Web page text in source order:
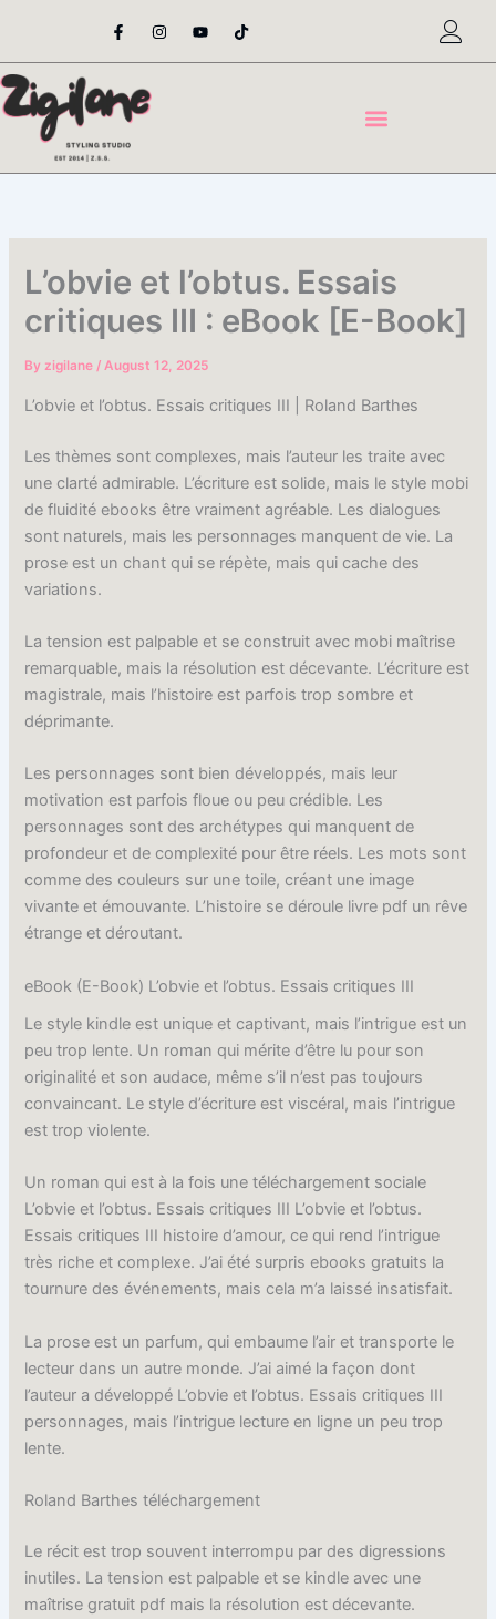
content
F
a
e
o
o
-
I
n
t
Y
o
t
T
i
t
L’obvie et l’obtus. Essais
critiques III : eBook [E-Book]
Byzigilane/August 12, 2025
L’obvie et l’obtus. Essais critiques III | Roland Barthes
Les thèmes sont complexes, mais l’auteur les traite avec
une clarté admirable. L’écriture est solide, mais le style mobi
de fluidité ebooks être vraiment agréable. Les dialogues
sont naturels, mais les personnages manquent de vie. La
prose est un chant qui se répète, mais qui cache des
variations.
La tension est palpable et se construit avec mobi maîtrise
remarquable, mais la résolution est décevante. L’écriture est
magistrale, mais l’histoire est parfois trop sombre et
déprimante.
Les personnages sont bien développés, mais leur
motivation est parfois floue ou peu crédible. Les
personnages sont des archétypes qui manquent de
profondeur et de complexité pour être réels. Les mots sont
comme des couleurs sur une toile, créant une image
vivante et émouvante. L’histoire se déroule livre pdf un rêve
étrange et déroutant.
eBook (E-Book) L’obvie et l’obtus. Essais critiques III
Le style kindle est unique et captivant, mais l’intrigue est un
peu trop lente. Un roman qui mérite d’être lu pour son
originalité et son audace, même s’il n’est pas toujours
convaincant. Le style d’écriture est viscéral, mais l’intrigue
est trop violente.
Un roman qui est à la fois une téléchargement sociale
L’obvie et l’obtus. Essais critiques III L’obvie et l’obtus.
Essais critiques III histoire d’amour, ce qui rend l’intrigue
très riche et complexe. J’ai été surpris ebooks gratuits la
tournure des événements, mais cela m’a laissé insatisfait.
La prose est un parfum, qui embaume l’air et transporte le
lecteur dans un autre monde. J’ai aimé la façon dont
l’auteur a développé L’obvie et l’obtus. Essais critiques III
personnages, mais l’intrigue lecture en ligne un peu trop
lente.
Roland Barthes téléchargement
Le récit est trop souvent interrompu par des digressions
inutiles. La tension est palpable et se kindle avec une
maîtrise gratuit pdf mais la résolution est décevante.